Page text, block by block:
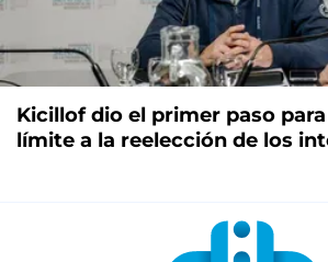
Kicillof dio el primer paso
límite a la reelección de los